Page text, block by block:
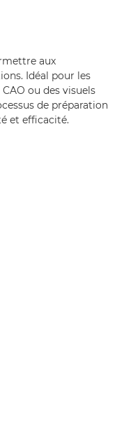
aux
Idéal pour les
ou des visuels
de préparation
et efficacité.